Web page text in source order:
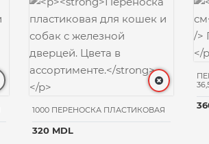
1000 ПЕРЕНОСКА ПЛАСТИКОВАЯ
320 MDL